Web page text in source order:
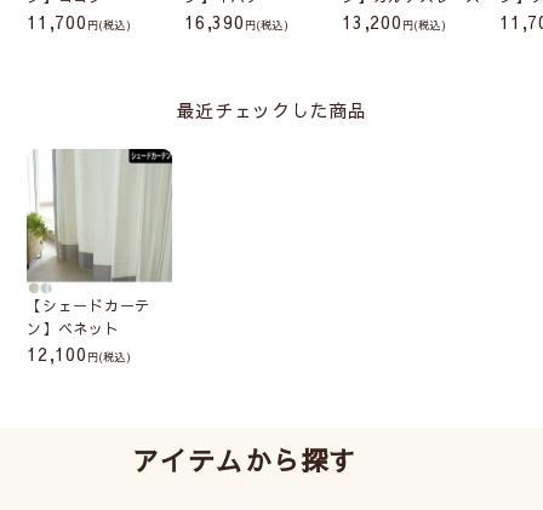
間があきます。光を取りた
いキッチンやトイレの小窓
カーテンレール付け
11,700 (税込) 16,390 (税込) 13,200 (税込)
最近チェックした商品
【シェードカーテ
ン】ベネット
12,100 (税込)
アイテムから探す